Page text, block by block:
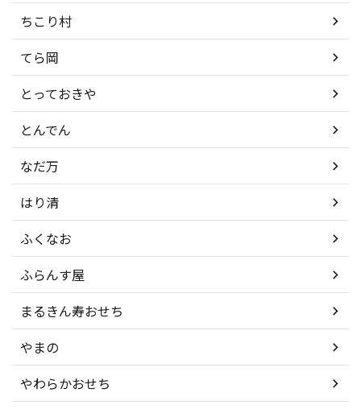
ちこり村
てら岡
とっておきや
とんでん
なだ万
はり清
ふくなお
ふらんす屋
まるきん寿おせち
やまの
やわらかおせち